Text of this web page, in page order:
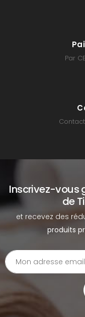
Par
Inscrivez-vous
de
et recevez des
produits